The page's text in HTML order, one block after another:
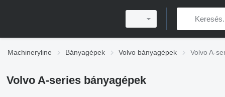
Machineryline Bányagépek Volvo bányagépek Volvo A-
Volvo A-series bányagépek